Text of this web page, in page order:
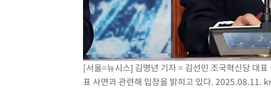
[속보] 노원서 40.1도 관측…서울, 2018년 이후 첫 40도
[속보]종합특검, '계엄 수용공간 확보' 신용해 前교정본부장
외신들도 주목한 韓축구 파문…"국민적 공분에 수사 재개"
11시간 압수수색에 성접대 파문까지…'쑥대밭' 된 축구협회
[속보]규제합리화위원회 부위원장에 김태유 서울대 공대
[서울=뉴시스] 김명년 기자 = 김선민 조국혁신당 대
표 사면과 관련해 입장을 밝히고 있다. 2025.08.11.